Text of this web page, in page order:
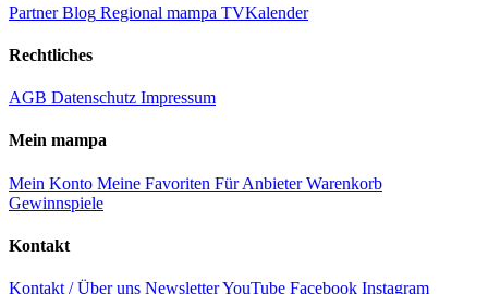
PartnerBlog Regional mampa TVKalender
Rechtliches
AGB Datenschutz Impressum
Mein mampa
Mein Konto Meine Favoriten Für AnbieterWarenkorb
Gewinnspiele
Kontakt
Kontakt / Über uns NewsletterYouTube Facebook Instagram